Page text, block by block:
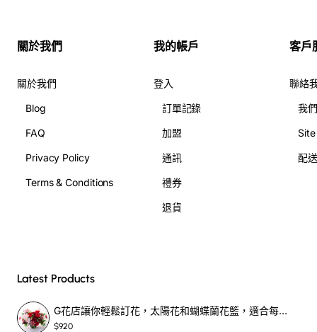
關於我們
關於我們
Blog
FAQ
Privacy Policy
Terms & Conditions
我的帳戶
登入
訂單記錄
加盟
通訊
禮券
退貨
客戶
聯絡
我
配
Latest Products
G花店讓你輕鬆訂花，太陽花和蝴蝶蘭花籃，適合每個重要時刻！-SF390
$920